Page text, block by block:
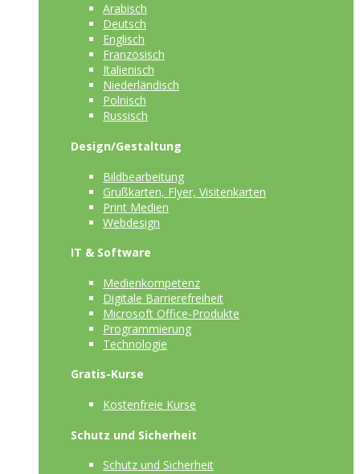
Arabisch
Deutsch
Englisch
Französisch
Italienisch
Niederländisch
Polnisch
Russisch
Design/Gestaltung
Bildbearbeitung
Grußkarten, Flyer, Visitenkarten
Print Medien
Webdesign
IT & Software
Medienkompetenz
Digitale Barrierefreiheit
Microsoft Office-Produkte
Programmierung
Technologie
Gratis-Kurse
Kostenfreie Kurse
Schutz und Sicherheit
Schutz und Sicherheit